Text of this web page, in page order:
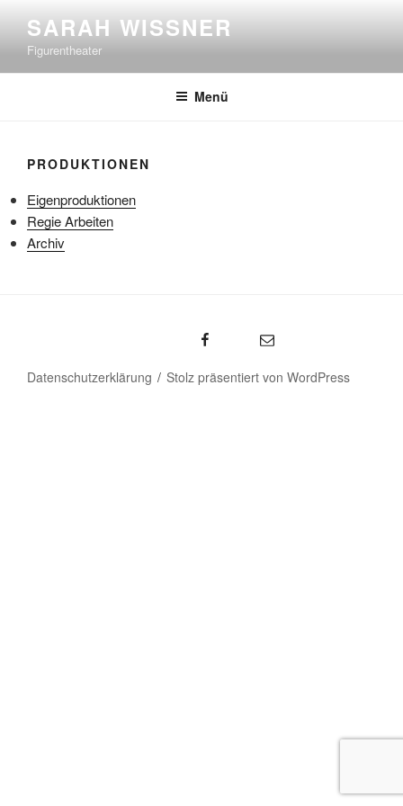
Inhalt
springen
SARAH WISSNER
Figurentheater
Menü
PRODUKTIONEN
Eigenproduktionen
Regie Arbeiten
Archiv
emal
Datenschutzerklärung Stolz präsentiert von WordPress